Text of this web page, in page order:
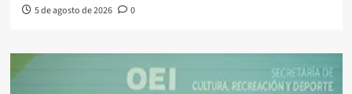
5 de agosto de 2026 0